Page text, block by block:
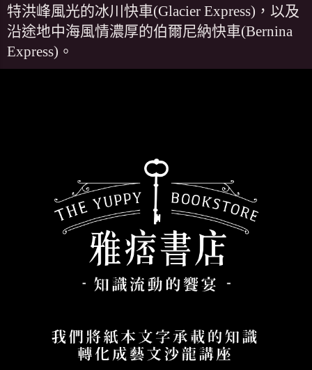
特洪峰風光的冰川快車(Glacier Express)，以及
沿途地中海風情濃厚的伯爾尼納快車(Bernina
Express)。